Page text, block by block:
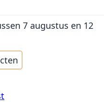
7 augustus en 12